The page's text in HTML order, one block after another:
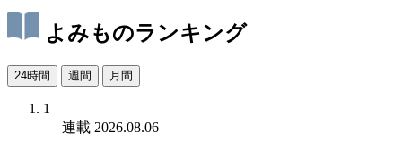
よみものランキング
24時間 週間 月間
1
連載 2026.08.06